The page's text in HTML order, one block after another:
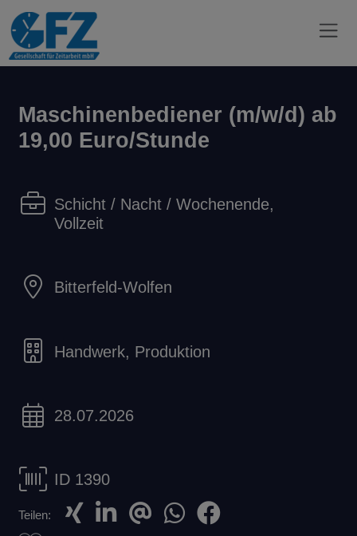
Maschinenbediener (m/w/d) ab
19,00 Euro/Stunde
Schicht / Nacht / Wochenende,
Vollzeit
Bitterfeld-Wolfen
Handwerk, Produktion
28.07.2026
ID 1390
Teilen: